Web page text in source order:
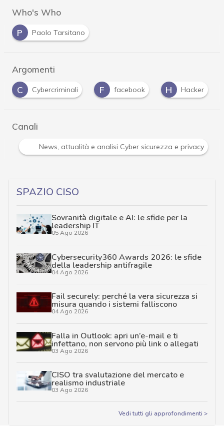
Who's Who
P
Paolo Tarsitano
Argomenti
F
facebook Hacker I infrastrutture
Canali
Attacchi hacker e Malware: le ultime news in tempo
SPAZIO CISO
Sovranità digitale e AI: le sfide per la
leadership IT
05 Ago 2026
Cybersecurity360 Awards 2026: le sfide
della leadership antifragile
04 Ago 2026
Fail securely: perché la vera sicurezza si
misura quando i sistemi falliscono
04 Ago 2026
Falla in Outlook: apri un’e-mail e ti
infettano, non servono più link o allegati
03 Ago 2026
CISO tra svalutazione del mercato e
realismo industriale
03 Ago 2026
Vedi tutti gli approfondimenti >